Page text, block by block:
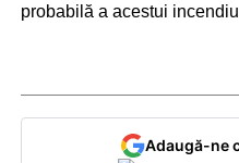
probabilă a acestui
Adaugă-ne